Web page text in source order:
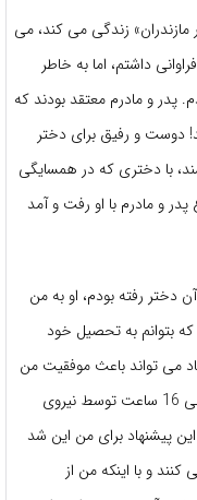
نور مازندران» زندگی می کند، می
داشتم، اما به خاطر
پدر و مادرم معتقد بودند که
دوست و رفیق برای دختر
با دختری که در همسایگی
و مادرم با او رفت و آمد
دختر رفته بودم، او به من
که بتوانم به تحصیل خود
می تواند باعث موفقیت من
در زندگی بشود، از خانه فرار کردم و متأسفانه طی 16 ساعت توسط نیروی
پیشنهاد برای من این شد
و با اینکه من از